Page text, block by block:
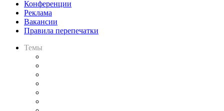
Конференции
Реклама
Вакансии
Правила перепечатки
Темы